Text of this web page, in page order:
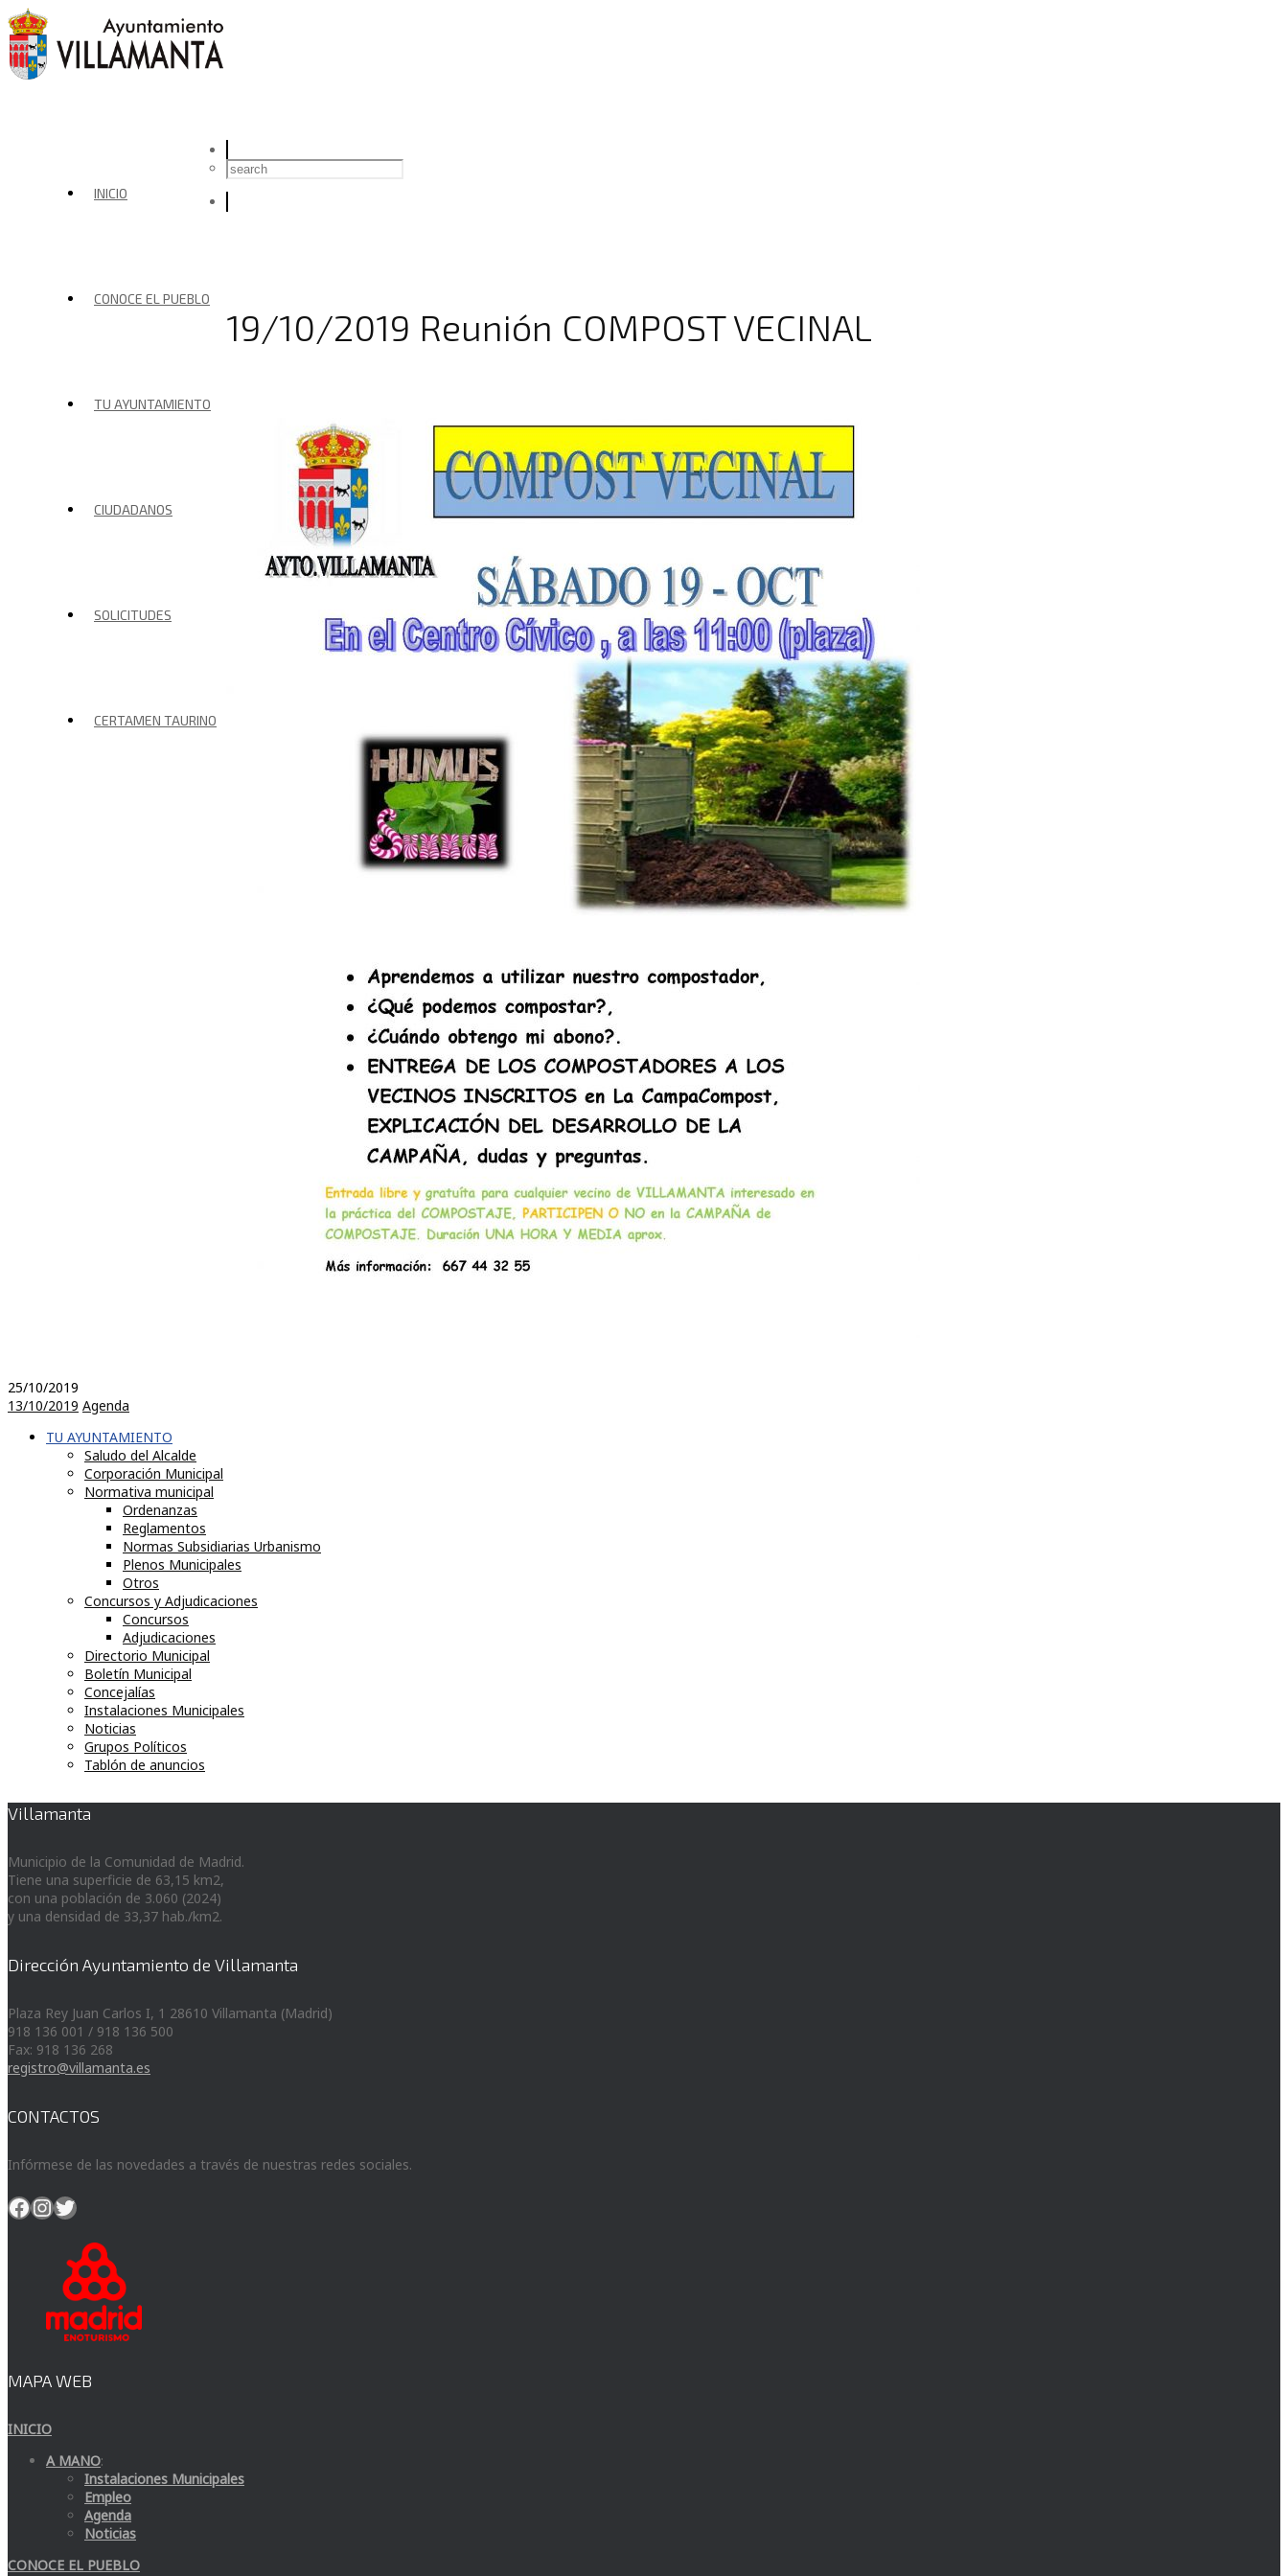
INICIO
CONOCE EL PUEBLO
TU AYUNTAMIENTO
CIUDADANOS
SOLICITUDES
CERTAMEN TAURINO
19/10/2019 Reunión COMPOST VECINAL
25/10/2019
13/10/2019 Agenda
TU AYUNTAMIENTO
Saludo del Alcalde
Corporación Municipal
Normativa municipal
Ordenanzas
Reglamentos
Normas Subsidiarias Urbanismo
Plenos Municipales
Otros
Concursos y Adjudicaciones
Concursos
Adjudicaciones
Directorio Municipal
Boletín Municipal
Concejalías
Instalaciones Municipales
Noticias
Grupos Políticos
Tablón de anuncios
Villamanta
Municipio de la Comunidad de Madrid.
Tiene una superficie de 63,15 km2,
con una población de 3.060 (2024)
y una densidad de 33,37 hab./km2.
Dirección Ayuntamiento de Villamanta
Plaza Rey Juan Carlos I, 1 28610 Villamanta (Madrid)
918 136 001 / 918 136 500
Fax: 918 136 268
registro@villamanta.es
CONTACTOS
Infórmese de las novedades a través de nuestras redes sociales.
Facebook
Instagram
Twitter
MAPA WEB
INICIO
A MANO:
Instalaciones Municipales
Empleo
Agenda
Noticias
CONOCE EL PUEBLO